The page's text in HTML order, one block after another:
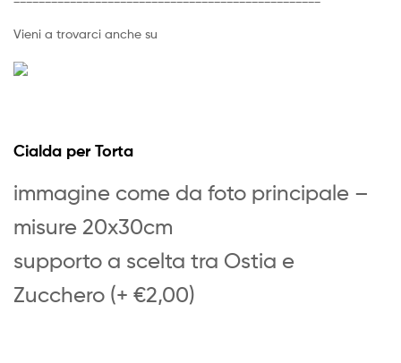
Vieni a trovarci anche su
Cialda per Torta
immagine come da foto principale –
misure 20x30cm
supporto a scelta tra Ostia e
Zucchero (+ €2,00)